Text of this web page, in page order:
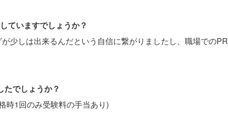
ていますでしょうか？
少しは出来るんだという自信に繋がりましたし、職場でのPR
たでしょうか？
時1回のみ受験料の手当あり)